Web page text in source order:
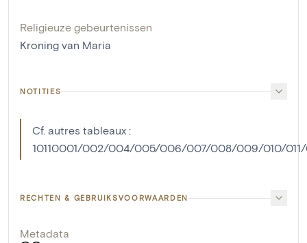
Religieuze gebeurtenissen
Kroning van Maria
NOTITIES
Cf. autres tableaux :
10110001/002/004/005/006/007/008/009/010/011/
RECHTEN & GEBRUIKSVOORWAARDEN
Metadata